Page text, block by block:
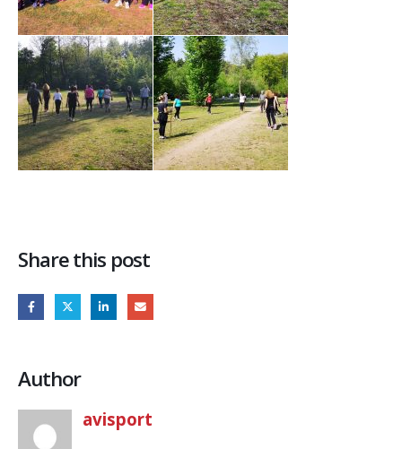
Share this post
Author
avisport